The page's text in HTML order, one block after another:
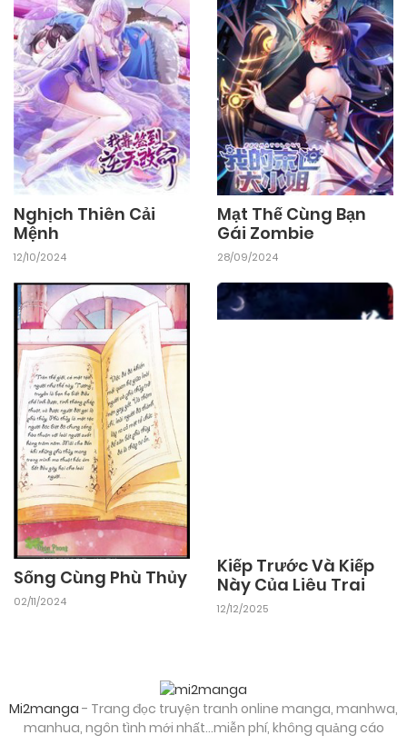
Nghịch Thiên Cải
Mệnh
12/10/2024
Mạt Thế Cùng Bạn
Gái Zombie
28/09/2024
Sống Cùng Phù Thủy
02/11/2024
Kiếp Trước Và Kiếp
Này Của Liêu Trai
12/12/2025
Mi2manga - Trang đọc truyện tranh online manga, manhwa,
manhua, ngôn tình mới nhất...miễn phí, không quảng cáo